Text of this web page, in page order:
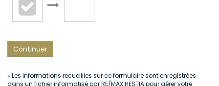
Continuer
« Les informations recueillies sur ce formulaire sont enregistrées
dans un fichier informatisé par RE/MAX HESTIA pour gérer votre